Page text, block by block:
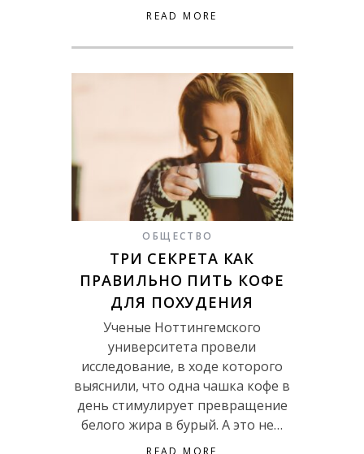
READ MORE
ОБЩЕСТВО
ТРИ CЕКРЕТА КАК
ПРАВИЛЬНО ПИТЬ КОФЕ
ДЛЯ ПОХУДЕНИЯ
Ученые Ноттингемского
университета провели
исследование, в ходе которого
выяснили, что одна чашка кофе в
день стимулирует превращение
белого жира в бурый. А это не…